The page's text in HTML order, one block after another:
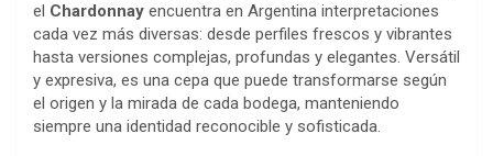
el Chardonnay encuentra en Argentina interpretaciones
cada vez más diversas: desde perfiles frescos y vibrantes
hasta versiones complejas, profundas y elegantes. Versátil
y expresiva, es una cepa que puede transformarse según
el origen y la mirada de cada bodega, manteniendo
siempre una identidad reconocible y sofisticada.